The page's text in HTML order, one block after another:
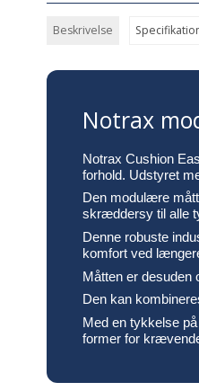
Beskrivelse
Notrax
Notrax Cushion
forhold. Udstyret
Den modulære
skræddersy til alle
Denne robuste
komfort ved
Måtten er desuden
Den kan
Med en tykkelse
former for